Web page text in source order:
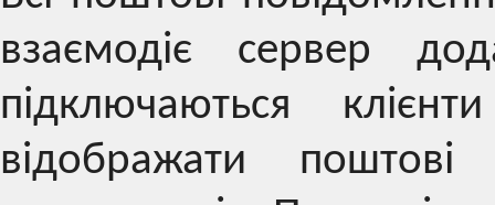
взаємодіє сервер
підключаються
відображати